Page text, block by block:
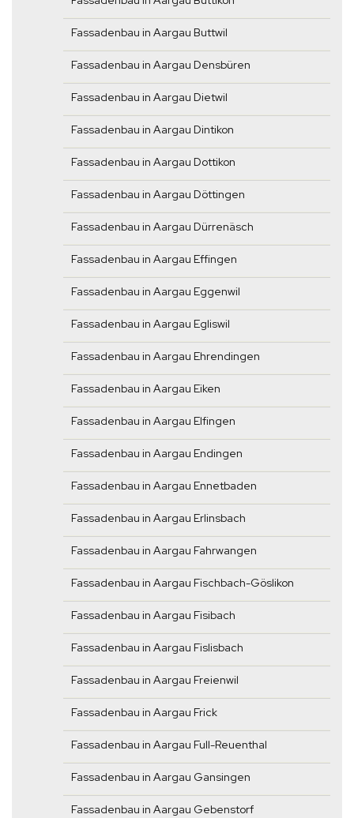
Fassadenbau in Aargau Buttwil
Fassadenbau in Aargau Densbüren
Fassadenbau in Aargau Dietwil
Fassadenbau in Aargau Dintikon
Fassadenbau in Aargau Dottikon
Fassadenbau in Aargau Döttingen
Fassadenbau in Aargau Dürrenäsch
Fassadenbau in Aargau Effingen
Fassadenbau in Aargau Eggenwil
Fassadenbau in Aargau Egliswil
Fassadenbau in Aargau Ehrendingen
Fassadenbau in Aargau Eiken
Fassadenbau in Aargau Elfingen
Fassadenbau in Aargau Endingen
Fassadenbau in Aargau Ennetbaden
Fassadenbau in Aargau Erlinsbach
Fassadenbau in Aargau Fahrwangen
Fassadenbau in Aargau Fischbach-Göslikon
Fassadenbau in Aargau Fisibach
Fassadenbau in Aargau Fislisbach
Fassadenbau in Aargau Freienwil
Fassadenbau in Aargau Frick
Fassadenbau in Aargau Full-Reuenthal
Fassadenbau in Aargau Gansingen
Fassadenbau in Aargau Gebenstorf